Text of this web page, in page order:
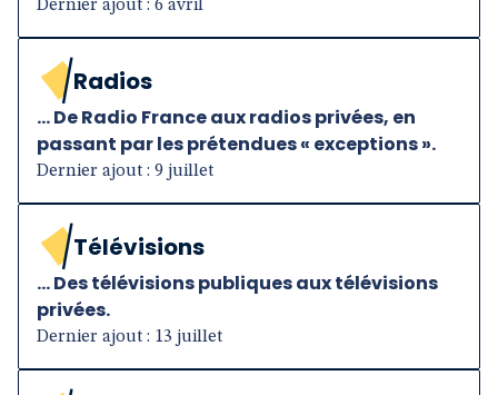
Dernier ajout : 6 avril
Radios
... De Radio France aux radios privées, en
passant par les prétendues « exceptions ».
Dernier ajout : 9 juillet
Télévisions
... Des télévisions publiques aux télévisions
privées.
Dernier ajout : 13 juillet